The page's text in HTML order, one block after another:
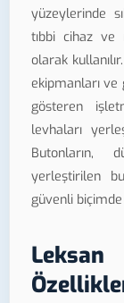
yüzeylerinde
tıbbi cihaz ve
olarak
ekipmanları
gösteren
levhaları
Butonların,
yerleştirilen
güvenli biçimde